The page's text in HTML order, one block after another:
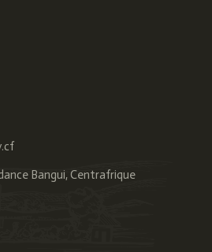
Bangui, Centrafrique